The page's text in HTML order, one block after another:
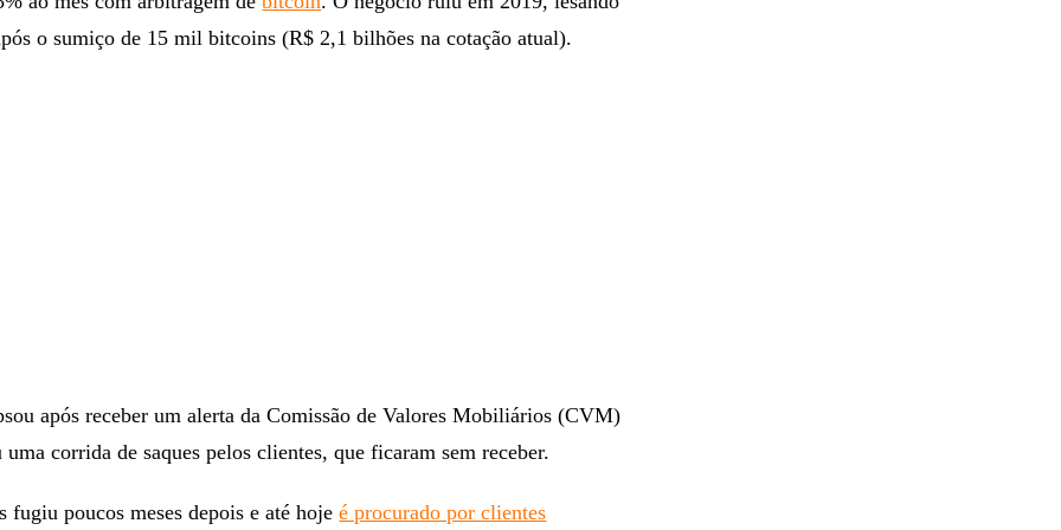
o sumiço de 15 mil bitcoins (R$ 2,1 bilhões na cotação atual).
após receber um alerta da Comissão de Valores Mobiliários (CVM)
uma corrida de saques pelos clientes, que ficaram sem receber.
fugiu poucos meses depois e até hojeé procurado por clientes